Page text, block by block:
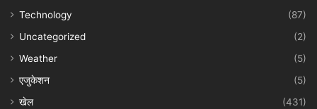
Technology
(87)
Uncategorized
(2)
Weather
(5)
एजुकेशन
(5)
खेल
(431)